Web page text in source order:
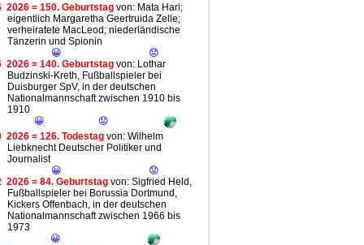
2026 = 150. Geburtstagvon: Mata Hari;
eigentlich Margaretha Geertruida Zelle;
verheiratete MacLeod; niederländische
Tänzerin und Spionin
😀
😟
2026 = 140. Geburtstagvon: Lothar
Budzinski-Kreth, Fußballspieler bei
Duisburger SpV, in der deutschen
Nationalmannschaft zwischen 1910 bis
1910
😀
😟
2026 = 126. Todestagvon: Wilhelm
Liebknecht Deutscher Politiker und
Journalist
😀
😟
2026 = 84. Geburtstagvon: Sigfried Held,
Fußballspieler bei Borussia Dortmund,
Kickers Offenbach, in der deutschen
Nationalmannschaft zwischen 1966 bis
1973
😀